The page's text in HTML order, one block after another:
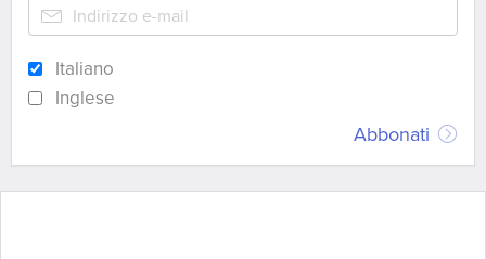
Italiano
Inglese
Abbonati